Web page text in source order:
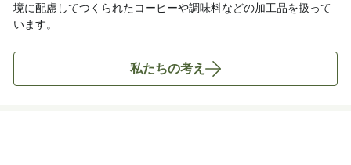
境に配慮してつくられたコーヒーや調味料などの加工品を扱って
います。
私たちの考え